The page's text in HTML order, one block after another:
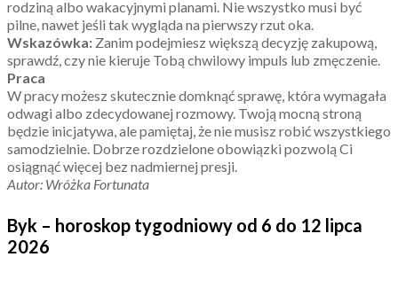
rodziną albo wakacyjnymi planami. Nie wszystko musi być
pilne, nawet jeśli tak wygląda na pierwszy rzut oka.
Wskazówka: Zanim podejmiesz większą decyzję zakupową,
sprawdź, czy nie kieruje Tobą chwilowy impuls lub zmęczenie.
Praca
W pracy możesz skutecznie domknąć sprawę, która wymagała
odwagi albo zdecydowanej rozmowy. Twoją mocną stroną
będzie inicjatywa, ale pamiętaj, że nie musisz robić wszystkiego
samodzielnie. Dobrze rozdzielone obowiązki pozwolą Ci
osiągnąć więcej bez nadmiernej presji.
Autor: Wróżka Fortunata
Byk – horoskop tygodniowy od 6 do 12 lipca
2026